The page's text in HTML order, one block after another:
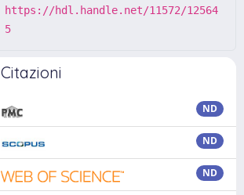
https://hdl.handle.net/11572/12564
5
Citazioni
ND
ND
ND